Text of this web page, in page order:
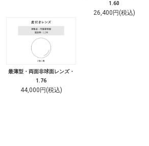
1.60
26,400円(税込)
最薄型・両面非球面レンズ・
1.76
44,000円(税込)